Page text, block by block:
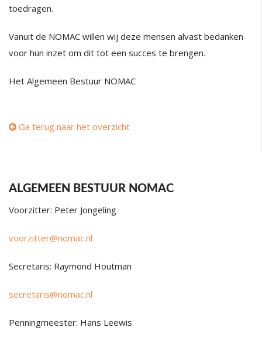
toedragen.
Vanuit de NOMAC willen wij deze mensen alvast bedanken
voor hun inzet om dit tot een succes te brengen.
Het Algemeen Bestuur NOMAC
Ga terug naar het overzicht
ALGEMEEN BESTUUR NOMAC
Voorzitter: Peter Jongeling
voorzitter@nomac.nl
Secretaris: Raymond Houtman
secretaris@nomac.nl
Penningmeester: Hans Leewis